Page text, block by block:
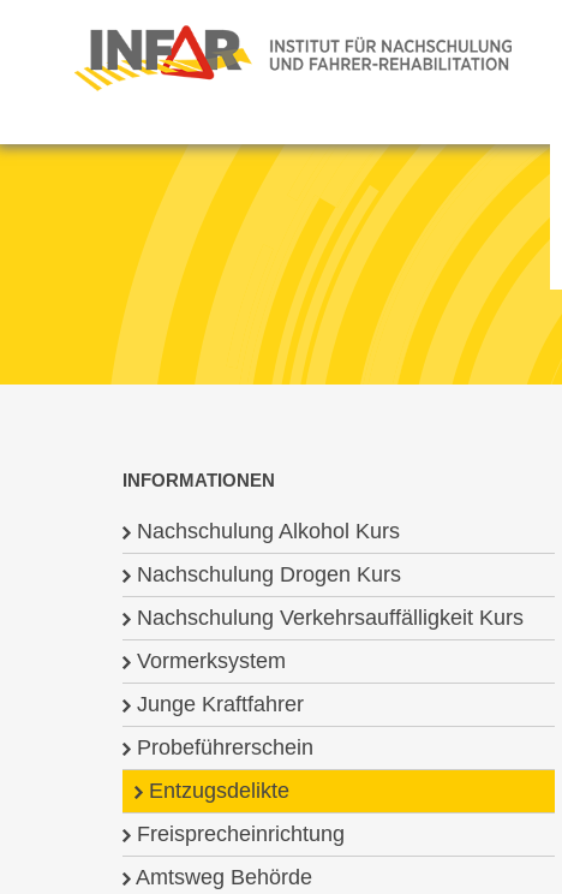
INFORMATIONEN
Nachschulung Alkohol Kurs
Nachschulung Drogen Kurs
Nachschulung Verkehrsauffälligkeit Kurs
Vormerksystem
Junge Kraftfahrer
Probeführerschein
Entzugsdelikte
Freisprecheinrichtung
Amtsweg Behörde